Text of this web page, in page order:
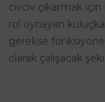
civciv çıkarmak
rol oynayan
gerekse
olarak çalışacak